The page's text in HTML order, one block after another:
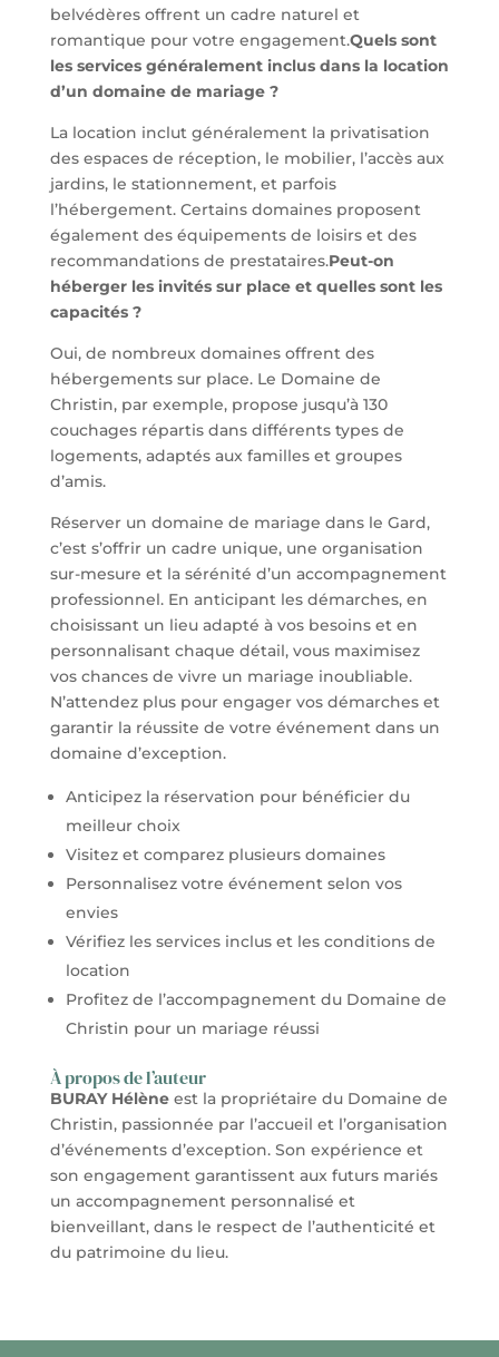
belvédères offrent un cadre naturel et
romantique pour votre engagement.Quels sont
les services généralement inclus dans la location
d’un domaine de mariage ?
La location inclut généralement la privatisation
des espaces de réception, le mobilier, l’accès aux
jardins, le stationnement, et parfois
l’hébergement. Certains domaines proposent
également des équipements de loisirs et des
recommandations de prestataires.Peut-on
héberger les invités sur place et quelles sont les
capacités ?
Oui, de nombreux domaines offrent des
hébergements sur place. Le Domaine de
Christin, par exemple, propose jusqu’à 130
couchages répartis dans différents types de
logements, adaptés aux familles et groupes
d’amis.
Réserver un domaine de mariage dans le Gard,
c’est s’offrir un cadre unique, une organisation
sur-mesure et la sérénité d’un accompagnement
professionnel. En anticipant les démarches, en
choisissant un lieu adapté à vos besoins et en
personnalisant chaque détail, vous maximisez
vos chances de vivre un mariage inoubliable.
N’attendez plus pour engager vos démarches et
garantir la réussite de votre événement dans un
domaine d’exception.
Anticipez la réservation pour bénéficier du
meilleur choix
Visitez et comparez plusieurs domaines
Personnalisez votre événement selon vos
envies
Vérifiez les services inclus et les conditions de
location
Profitez de l’accompagnement du Domaine de
Christin pour un mariage réussi
À propos de l’auteur
BURAY Hélèneest la propriétaire du Domaine de
Christin, passionnée par l’accueil et l’organisation
d’événements d’exception. Son expérience et
son engagement garantissent aux futurs mariés
un accompagnement personnalisé et
bienveillant, dans le respect de l’authenticité et
du patrimoine du lieu.